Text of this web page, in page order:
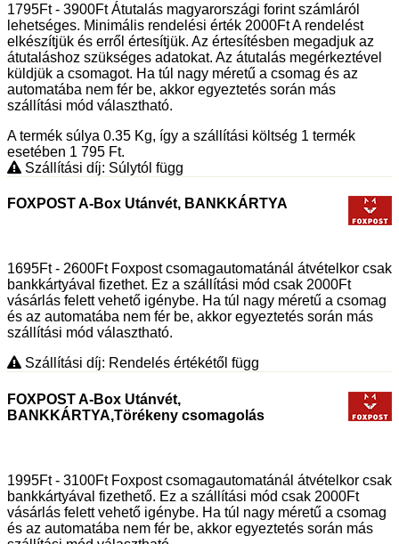
1795Ft - 3900Ft Átutalás magyarországi forint számláról
lehetséges. Minimális rendelési érték 2000Ft A rendelést
elkészítjük és erről értesítjük. Az értesítésben megadjuk az
átutaláshoz szükséges adatokat. Az átutalás megérkeztével
küldjük a csomagot. Ha túl nagy méretű a csomag és az
automatába nem fér be, akkor egyeztetés során más
szállítási mód választható.
A termék súlya 0.35 Kg, így a szállítási költség 1 termék
esetében 1 795 Ft.
Szállítási díj: Súlytól függ
FOXPOST A-Box Utánvét, BANKKÁRTYA
1695Ft - 2600Ft Foxpost csomagautomatánál átvételkor csak
bankkártyával fizethet. Ez a szállítási mód csak 2000Ft
vásárlás felett vehető igénybe. Ha túl nagy méretű a csomag
és az automatába nem fér be, akkor egyeztetés során más
szállítási mód választható.
Szállítási díj: Rendelés értékétől függ
FOXPOST A-Box Utánvét,
BANKKÁRTYA,Törékeny csomagolás
1995Ft - 3100Ft Foxpost csomagautomatánál átvételkor csak
bankkártyával fizethető. Ez a szállítási mód csak 2000Ft
vásárlás felett vehető igénybe. Ha túl nagy méretű a csomag
és az automatába nem fér be, akkor egyeztetés során más